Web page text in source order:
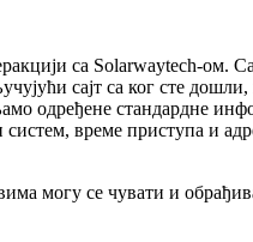
са Solarwaytech-ом.
сајт са ког сте
одређене стандардне
време приступа и
могу се чувати и